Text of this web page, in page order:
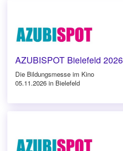
AZUBISPOT Bielefeld 2026
Die Bildungsmesse im Kino
05.11.2026 in Bielefeld